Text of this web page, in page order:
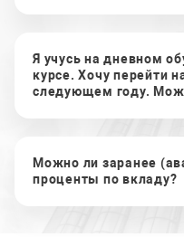
Я учусь на дневном
курсе. Хочу перейти
следующем году.
Можно ли заранее
проценты по вкладу?